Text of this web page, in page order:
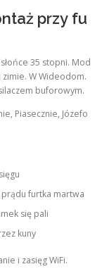
przy fu
35 stopni. Mod
W Wideodom.
buforowym.
Piasecznie, Józefo
prądu furtka martwa
się pali
kuny
i zasięg WiFi.